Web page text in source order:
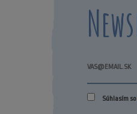
Súhlasím so